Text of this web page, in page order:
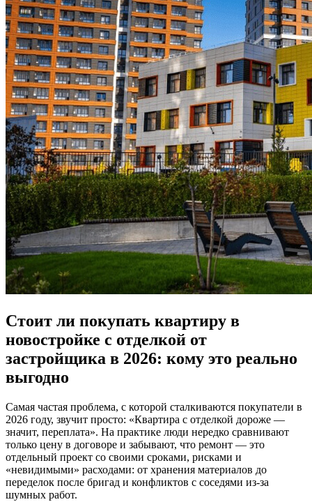
Стоит ли покупать квартиру в
новостройке с отделкой от
застройщика в 2026: кому это реально
выгодно
Самая частая проблема, с которой сталкиваются покупатели в
2026 году, звучит просто: «Квартира с отделкой дороже —
значит, переплата». На практике люди нередко сравнивают
только цену в договоре и забывают, что ремонт — это
отдельный проект со своими сроками, рисками и
«невидимыми» расходами: от хранения материалов до
переделок после бригад и конфликтов с соседями из-за
шумных работ.